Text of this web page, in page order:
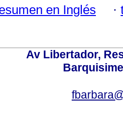
en Inglés ·
Av Libertador,